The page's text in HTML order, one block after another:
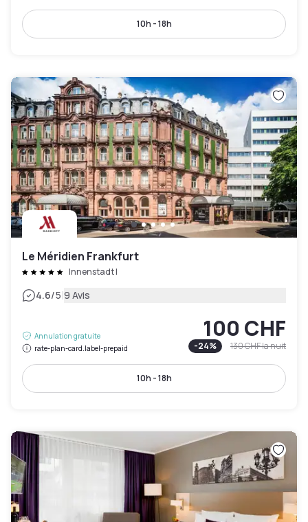
10h - 18h
Le Méridien Frankfurt
Innenstadt I
4.6/5|9 Avis
Annulation gratuite
rate-plan-card.label-prepaid
100 CHF
-24% 130 CHFla nuit
10h - 18h